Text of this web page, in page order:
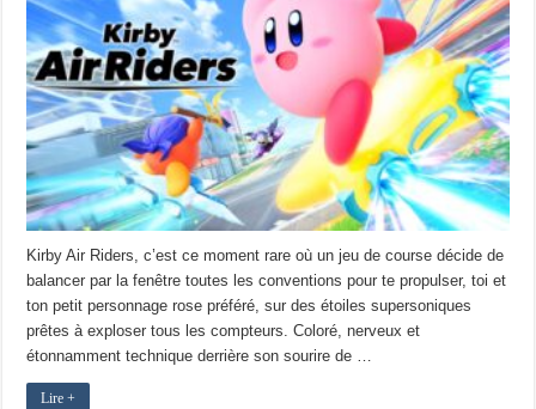
Kirby Air Riders, c’est ce moment rare où un jeu de course décide de
balancer par la fenêtre toutes les conventions pour te propulser, toi et
ton petit personnage rose préféré, sur des étoiles supersoniques
prêtes à exploser tous les compteurs. Coloré, nerveux et
étonnamment technique derrière son sourire de …
Lire +